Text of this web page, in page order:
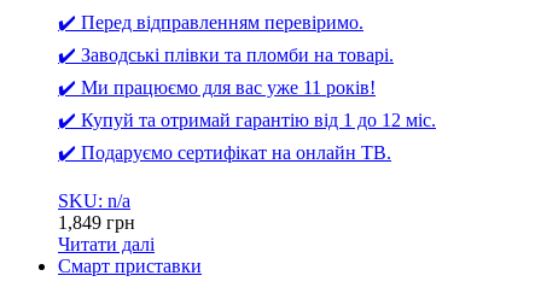
✔️ Перед відправленням перевіримо.
✔️ Заводські плівки та пломби на товарі.
✔️ Ми працюємо для вас уже 11 років!
✔️ Купуй та отримай гарантію від 1 до 12 міс.
✔️ Подаруємо сертифікат на онлайн ТВ.
SKU: n/a
1,849 грн
Читати далі
Смарт приставки